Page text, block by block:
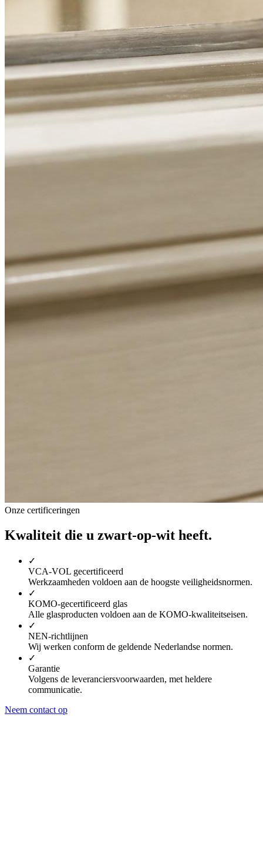
Onze certificeringen
Kwaliteit die u zwart-op-wit heeft.
✓
VCA-VOL gecertificeerd
Werkzaamheden voldoen aan de hoogste veiligheidsnormen.
✓
KOMO-gecertificeerd glas
Alle glasproducten voldoen aan de KOMO-kwaliteitseisen.
✓
NEN-richtlijnen
Wij werken conform de geldende Nederlandse normen.
✓
Garantie
Volgens de leveranciersvoorwaarden, met heldere
communicatie.
Neem contact op